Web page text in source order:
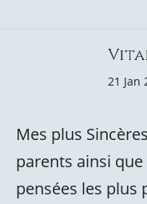
21 Jan
Mes plus
parents ainsi
pensées les plus